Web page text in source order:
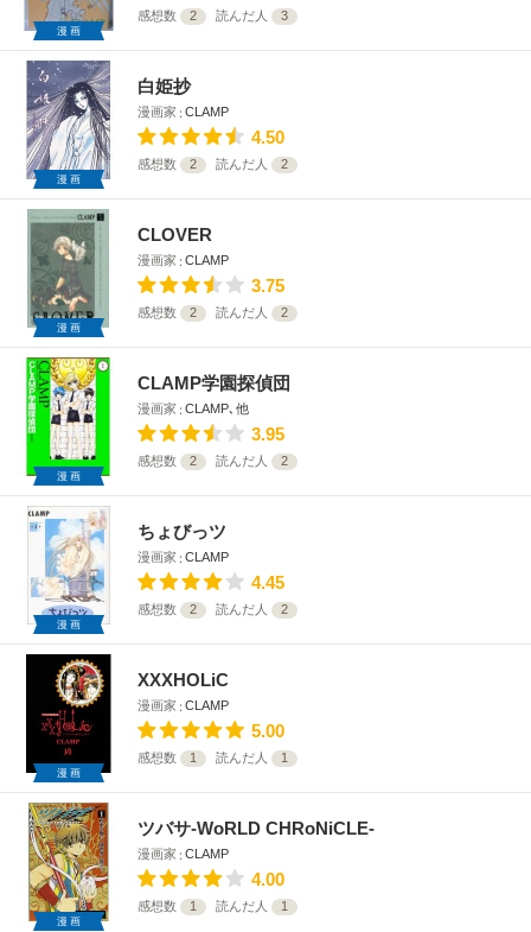
漫画
感想数 2 読んだ人 3
漫画
白姫抄
漫画家 CLAMP
4.50
感想数 2 読んだ人 2
漫画
CLOVER
漫画家 CLAMP
3.75
感想数 2 読んだ人 2
漫画
CLAMP学園探偵団
漫画家 CLAMP､他
3.95
感想数 2 読んだ人 2
漫画
ちょびっツ
漫画家 CLAMP
4.45
感想数 2 読んだ人 2
漫画
XXXHOLiC
漫画家 CLAMP
5.00
感想数 1 読んだ人 1
漫画
ツバサ-WoRLD CHRoNiCLE-
漫画家 CLAMP
4.00
感想数 1 読んだ人 1